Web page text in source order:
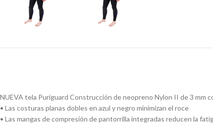
NUEVA tela Puriguard Construcción de neopreno Nylon II de 3 mm
• Las costuras planas dobles en azul y negro minimizan el roce
• Las mangas de compresión de pantorrilla integradas reducen la